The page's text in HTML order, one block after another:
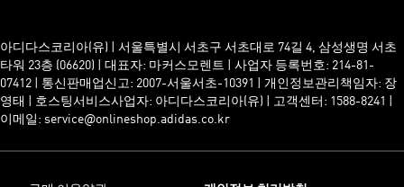
아디다스코리아(유) | 서울특별시 서초구 서초대로 74길 4, 삼성생명 서초
타워 23층 (06620) | 대표자: 마커스모렌트 | 사업자 등록번호: 214-81-
07412 | 통신판매업신고: 2007-서울서초-10391 | 개인정보관리책임자: 장
영태 | 호스팅서비스사업자: 아디다스코리아(유) | 고객센터: 1588-8241 |
이메일: service@onlineshop.adidas.co.kr